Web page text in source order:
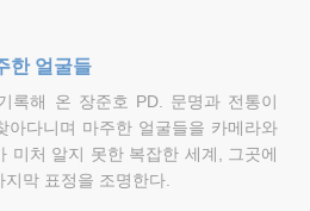
한 얼굴들
록해 온 장준호 PD. 문명과 전통이
아다니며 마주한 얼굴들을 카메라와
미처 알지 못한 복잡한 세계, 그곳에
막 표정을 조명한다.